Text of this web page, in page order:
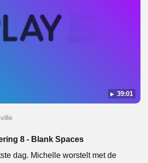
39:01
8 - Blank Spaces
dag. Michelle worstelt met de